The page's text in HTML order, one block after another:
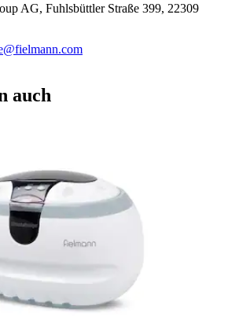
AG, Fuhlsbüttler Straße 399, 22309
auch